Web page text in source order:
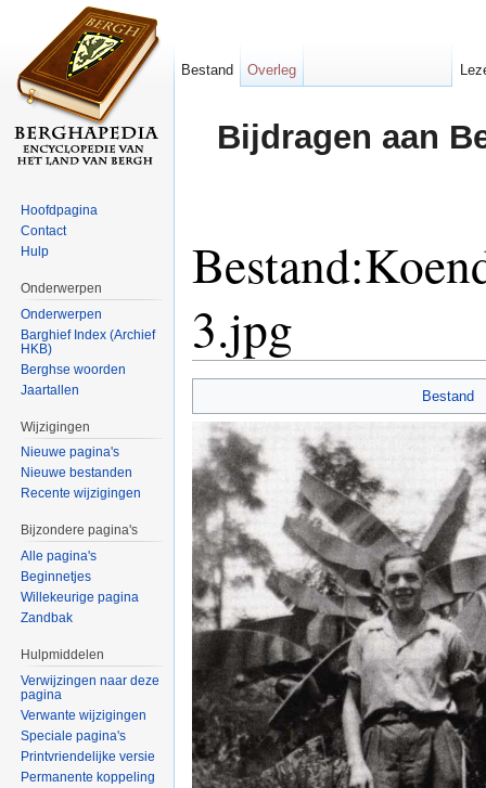
Bijdragen aan
3.jpg
Bestand
Bestand Overleg
Hoofdpagina
Contact
Hulp
Onderwerpen
Onderwerpen
Barghief Index (Archief
HKB)
Berghse woorden
Jaartallen
Wijzigingen
Nieuwe pagina's
Nieuwe bestanden
Recente wijzigingen
Bijzondere pagina's
Alle pagina's
Beginnetjes
Willekeurige pagina
Zandbak
Hulpmiddelen
Verwijzingen naar deze
pagina
Verwante wijzigingen
Speciale pagina's
Printvriendelijke versie
Permanente koppeling